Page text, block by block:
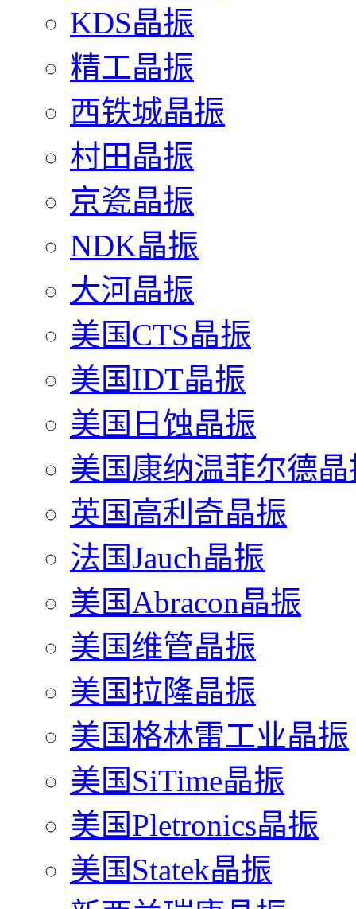
KDS晶振
精工晶振
西铁城晶振
村田晶振
京瓷晶振
NDK晶振
大河晶振
美国CTS晶振
美国IDT晶振
美国日蚀晶振
美国康纳温菲尔德晶
英国高利奇晶振
法国Jauch晶振
美国Abracon晶振
美国维管晶振
美国拉隆晶振
美国格林雷工业晶振
美国SiTime晶振
美国Pletronics晶振
美国Statek晶振